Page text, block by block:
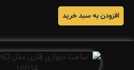
افزودن به سبد خرید